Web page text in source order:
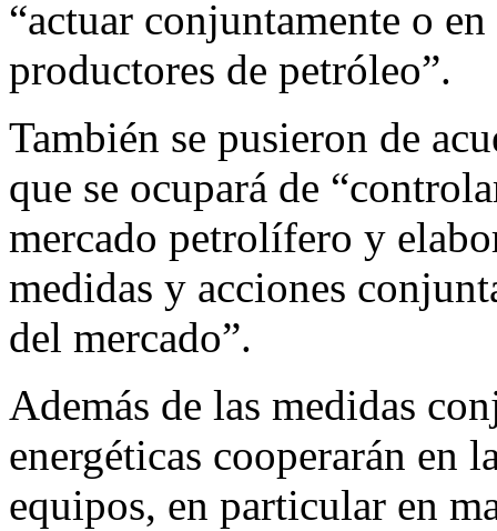
“actuar conjuntamente o
productores de petróleo”.
También se pusieron de
que se ocupará de
mercado petrolífero y
medidas y acciones
del mercado”.
Además de las medidas
energéticas cooperarán en
equipos, en particular en